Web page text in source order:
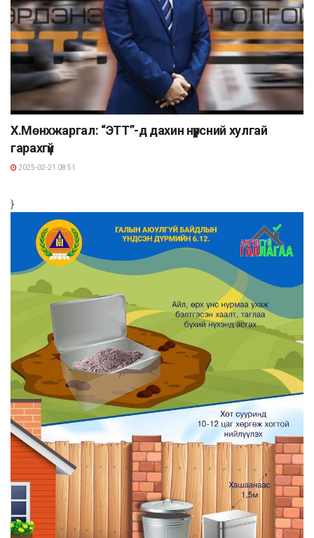
Х.Мөнхжаргал: “ЭТТ”-д дахин нүүрсний хулгай
гарахгүй
2025-02-21 08:51
}